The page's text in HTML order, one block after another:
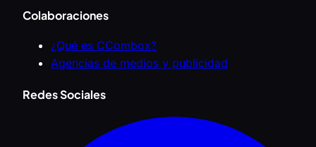
Colaboraciones
¿Qué es CCombox?
Agencias de medios y publicidad
Redes Sociales